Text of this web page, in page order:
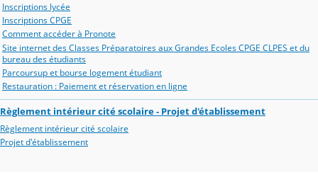
Inscriptions lycée
Inscriptions CPGE
Comment accéder à Pronote
Site internet des Classes Préparatoires aux Grandes Ecoles CPGE CLPES et du
bureau des étudiants
Parcoursup et bourse logement étudiant
Restauration : Paiement et réservation en ligne
Règlement intérieur cité scolaire - Projet d'établissement
Règlement intérieur cité scolaire
Projet d'établissement